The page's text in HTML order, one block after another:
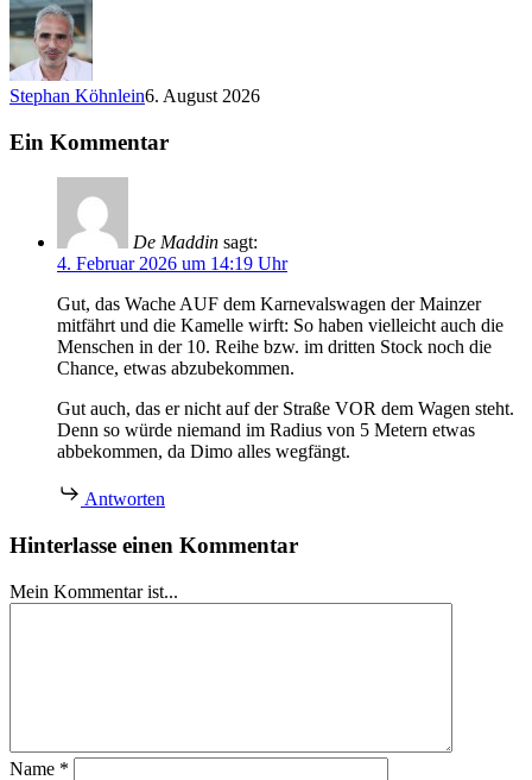
Stephan Köhnlein6. August 2026
Ein Kommentar
De Maddin sagt:
4. Februar 2026 um 14:19 Uhr
Gut, das Wache AUF dem Karnevalswagen der Mainzer
mitfährt und die Kamelle wirft: So haben vielleicht auch die
Menschen in der 10. Reihe bzw. im dritten Stock noch die
Chance, etwas abzubekommen.
Gut auch, das er nicht auf der Straße VOR dem Wagen steht.
Denn so würde niemand im Radius von 5 Metern etwas
abbekommen, da Dimo alles wegfängt.
Antworten
Hinterlasse einen Kommentar
Mein Kommentar ist...
Name *